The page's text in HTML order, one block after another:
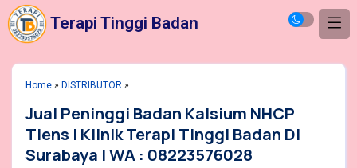
Terapi Tinggi Badan
Home » DISTRIBUTOR »
Jual Peninggi Badan Kalsium NHCP
Tiens | Klinik Terapi Tinggi Badan Di
Surabaya | WA : 08223576028